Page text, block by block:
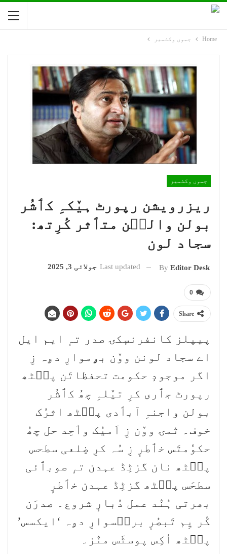
Home جموں وکشمیر
جموں وکشمیر
ریزرویشن رپورٹ ہیٚکہِ کٲشُر
بولن والٮ۪ن متٲثر کٔرِتھ:
سجاد لون
By Editor Desk
Last updated جولائی 3, 2025
0
Share
پیپلز کانفرنسٕکۍ صدر تہٕ ایم ایل
اے سجاد لونن ووٚن بۄموارِ دۄہ زِ
اگر موجودٕ حکومت تحفظاتَن پٮ۪ٹھ
رپورٹ جٲری کرِ تیٚلہِ چھُ کٲشُر
بولن واجنہِ آبٲدی پٮ۪ٹھ اثرُک
خوف۔ تٔمۍ ووٚن زِ اَمیُک وٲحِد حل چھُ
حکوٗمتَس خٲطرٕ زِ سُہ کرِ ضِلعی سطحس
پٮ۪ٹھ نان گزٹِڈ عہدن تہٕ صوبٲئی
سطحَس پٮ۪ٹھ گزٹِڈ عہدن خٲطرٕ
بھرتی ہُنٛد عمل دُبارٕ شروع۔ صدرَن
کٔر یِم تَبصُرٕ برٮ۪سوارِ دۄہ ‘ایکسس’
پٮ۪ٹھ أکِس پوسٹَس منٛز۔